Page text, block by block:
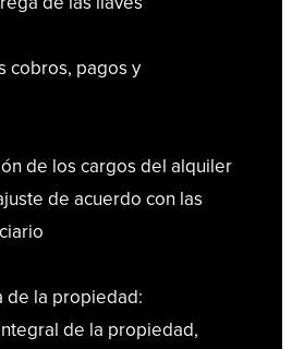
cobros, pagos y
de los cargos del alquiler
de acuerdo con las
de la propiedad:
de la propiedad,